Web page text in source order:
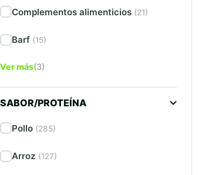
Complementos alimenticios (21)
Barf (15)
Ver más(3)
SABOR/PROTEÍNA
Pollo (285)
Arroz (127)